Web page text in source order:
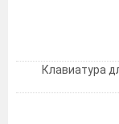
Клавиатура